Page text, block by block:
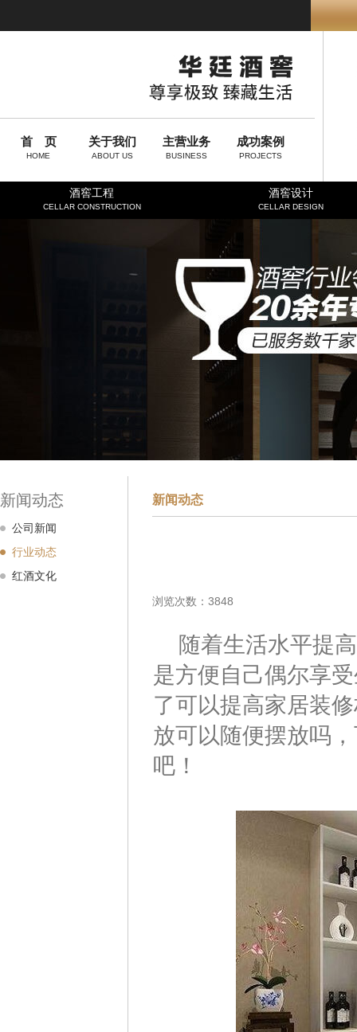
首 页
HOME
关于我们
ABOUT US
主营业务
BUSINESS
成功案例
PROJECTS
酒窖工程
CELLAR CONSTRUCTION
酒窖设计
CELLAR DESIGN
新闻动态
公司新闻
行业动态
红酒文化
新闻动态
浏览次数：3848
随着生活水平提高
是方便自己偶尔享
了可以提高家居装
放可以随便摆放吗
吧！